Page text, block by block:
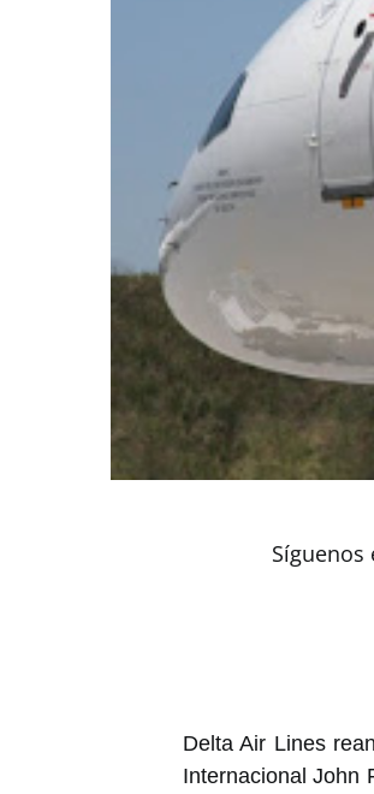
Delta Air Lines
Internacional John